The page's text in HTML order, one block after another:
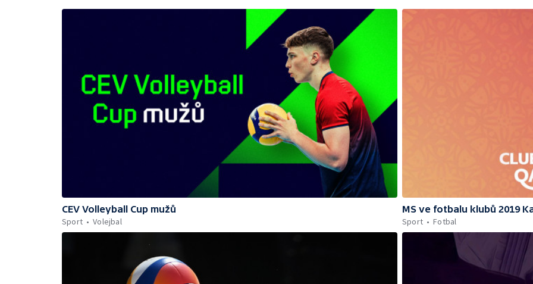
CEV Volleyball Cup mužů
Sport
Volejbal
MS ve fotbalu klubů 2019
Sport
Fotbal